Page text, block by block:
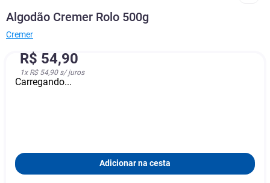
Algodão Cremer Rolo 500g
Cremer
R$ 54,90
1x R$ 54,90s/ juros
Carregando...
Adicionar na cesta